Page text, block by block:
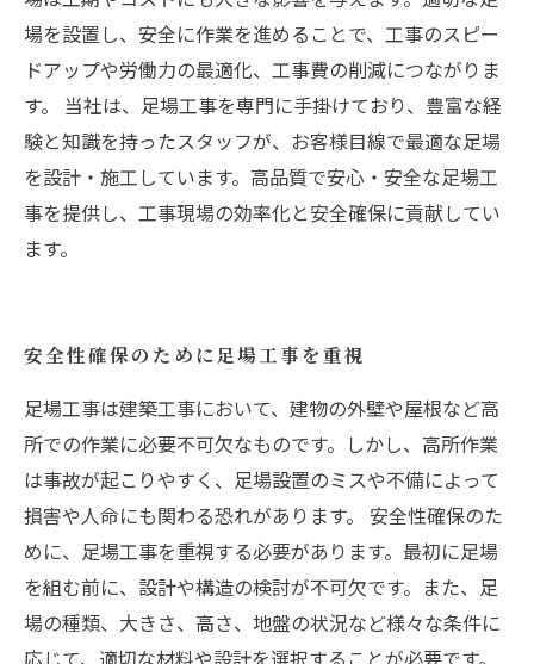
場を設置し、安全に作業を進めることで、工事のスピー
ドアップや労働力の最適化、工事費の削減につながりま
す。 当社は、足場工事を専門に手掛けており、豊富な経
験と知識を持ったスタッフが、お客様目線で最適な足場
を設計・施工しています。高品質で安心・安全な足場工
事を提供し、工事現場の効率化と安全確保に貢献してい
ます。
安全性確保のために足場工事を重視
足場工事は建築工事において、建物の外壁や屋根など高
所での作業に必要不可欠なものです。しかし、高所作業
は事故が起こりやすく、足場設置のミスや不備によって
損害や人命にも関わる恐れがあります。 安全性確保のた
めに、足場工事を重視する必要があります。最初に足場
を組む前に、設計や構造の検討が不可欠です。また、足
場の種類、大きさ、高さ、地盤の状況など様々な条件に
応じて、適切な材料や設計を選択することが必要です。